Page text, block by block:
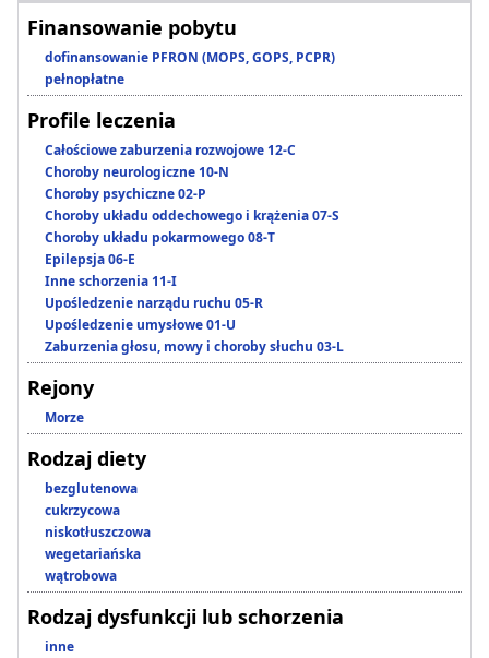
Finansowanie pobytu
dofinansowanie PFRON (MOPS, GOPS, PCPR)
pełnopłatne
Profile leczenia
Całościowe zaburzenia rozwojowe 12-C
Choroby neurologiczne 10-N
Choroby psychiczne 02-P
Choroby układu oddechowego i krążenia 07-S
Choroby układu pokarmowego 08-T
Epilepsja 06-E
Inne schorzenia 11-I
Upośledzenie narządu ruchu 05-R
Upośledzenie umysłowe 01-U
Zaburzenia głosu, mowy i choroby słuchu 03-L
Rejony
Morze
Rodzaj diety
bezglutenowa
cukrzycowa
niskotłuszczowa
wegetariańska
wątrobowa
Rodzaj dysfunkcji lub schorzenia
inne